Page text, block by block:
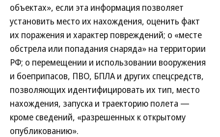
объектах», если эта информация позволяет
установить место их нахождения, оценить факт
их поражения и характер повреждений; о «месте
обстрела или попадания снаряда» на территории
РФ; о перемещении и использовании вооружения
и боеприпасов, ПВО, БПЛА и других спецсредств,
позволяющих идентифицировать их тип, место
нахождения, запуска и траекторию полета —
кроме сведений, «разрешенных к открытому
опубликованию».